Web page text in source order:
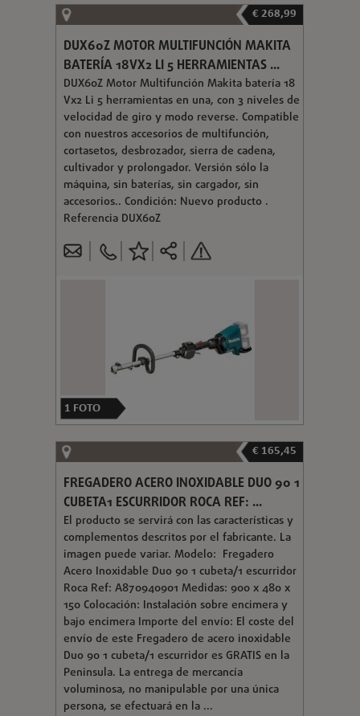
€ 268,99
DUX60Z MOTOR MULTIFUNCIÓN MAKITA
BATERÍA 18VX2 LI 5 HERRAMIENTAS ...
DUX60Z Motor Multifunción Makita batería 18
Vx2 Li 5 herramientas en una, con 3 niveles de
velocidad de giro y modo reverse. Compatible
con nuestros accesorios de multifunción,
cortasetos, desbrozador, sierra de cadena,
cultivador y prolongador. Versión sólo la
máquina, sin baterías, sin cargador, sin
accesorios.. Condición: Nuevo producto .
Referencia DUX60Z
1 FOTO
€ 165,45
FREGADERO ACERO INOXIDABLE DUO 90 1
CUBETA1 ESCURRIDOR ROCA REF: ...
El producto se servirá con las características y
complementos descritos por el fabricante. La
imagen puede variar. Modelo: Fregadero
Acero Inoxidable Duo 90 1 cubeta/1 escurridor
Roca Ref: A870940901 Medidas: 900 x 480 x
150 Colocación: Instalación sobre encimera y
bajo encimera Importe del envío: El coste del
envío de este Fregadero de acero inoxidable
Duo 90 1 cubeta/1 escurridor es GRATIS en la
Peninsula. La entrega de mercancía
voluminosa, no manipulable por una única
persona, se efectuará en la ...